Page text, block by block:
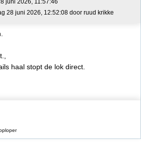
juni 2026, 11:57:46
28 juni 2026, 12:52:08 door ruud krikke
haal stopt de lok direct.